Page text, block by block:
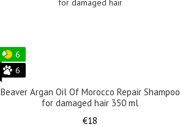
6
6
Beaver Argan Oil Of Morocco Repair Shampoo
for damaged hair 350 ml
€18